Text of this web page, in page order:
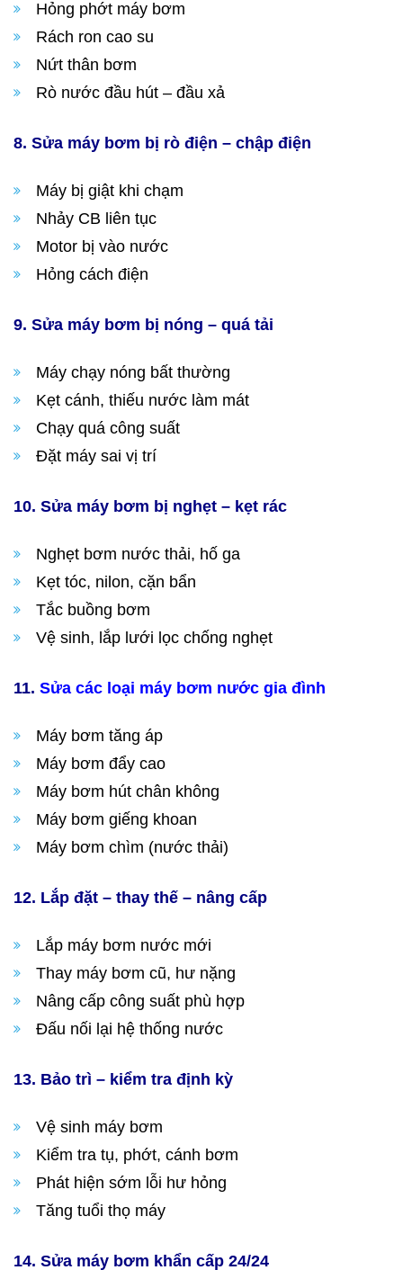
Hỏng phớt máy bơm
Rách ron cao su
Nứt thân bơm
Rò nước đầu hút – đầu xả
8. Sửa máy bơm bị rò điện – chập điện
Máy bị giật khi chạm
Nhảy CB liên tục
Motor bị vào nước
Hỏng cách điện
9. Sửa máy bơm bị nóng – quá tải
Máy chạy nóng bất thường
Kẹt cánh, thiếu nước làm mát
Chạy quá công suất
Đặt máy sai vị trí
10. Sửa máy bơm bị nghẹt – kẹt rác
Nghẹt bơm nước thải, hố ga
Kẹt tóc, nilon, cặn bẩn
Tắc buồng bơm
Vệ sinh, lắp lưới lọc chống nghẹt
11. Sửa các loại máy bơm nước gia đình
Máy bơm tăng áp
Máy bơm đẩy cao
Máy bơm hút chân không
Máy bơm giếng khoan
Máy bơm chìm (nước thải)
12. Lắp đặt – thay thế – nâng cấp
Lắp máy bơm nước mới
Thay máy bơm cũ, hư nặng
Nâng cấp công suất phù hợp
Đấu nối lại hệ thống nước
13. Bảo trì – kiểm tra định kỳ
Vệ sinh máy bơm
Kiểm tra tụ, phớt, cánh bơm
Phát hiện sớm lỗi hư hỏng
Tăng tuổi thọ máy
14. Sửa máy bơm khẩn cấp 24/24